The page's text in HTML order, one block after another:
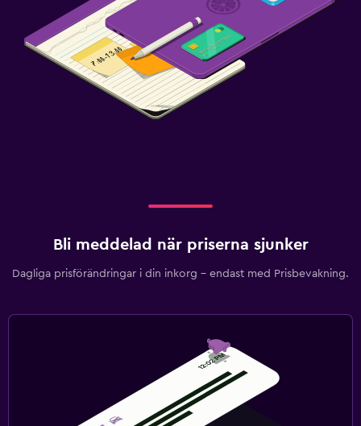
Bli meddelad när priserna sjunker
Dagliga prisförändringar i din inkorg – endast med Prisbevakning.